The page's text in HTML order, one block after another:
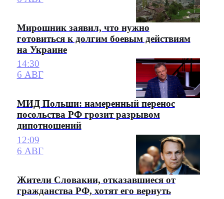
Мирошник заявил, что нужно
готовиться к долгим боевым действиям
на Украине
14:30
6 АВГ
МИД Польши: намеренный перенос
посольства РФ грозит разрывом
дипотношений
12:09
6 АВГ
Жители Словакии, отказавшиеся от
гражданства РФ, хотят его вернуть